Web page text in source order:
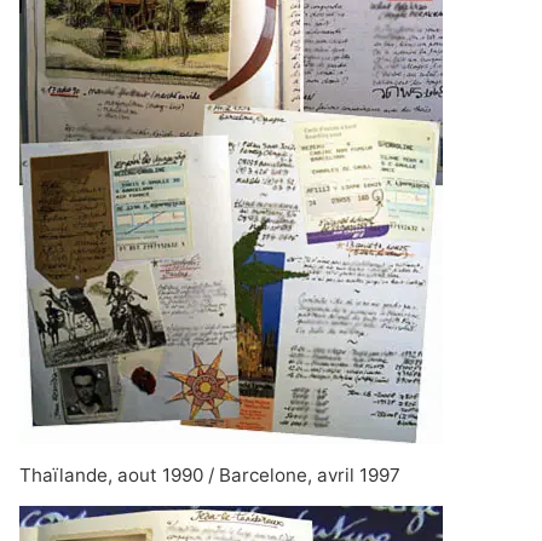
Thaïlande, aout 1990 / Barcelone, avril 1997